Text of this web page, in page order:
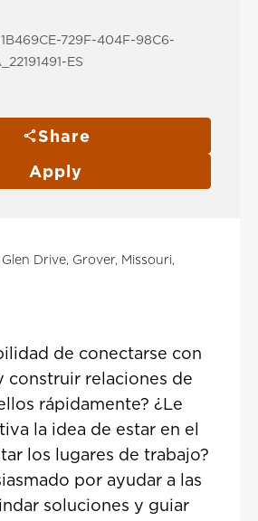
729F-404F-98C6-
ES
Share
Apply
Drive, Grover, Missouri,
de conectarse con
construir relaciones de
rápidamente? ¿Le
la idea de estar en el
los lugares de trabajo?
por ayudar a las
soluciones y guiar